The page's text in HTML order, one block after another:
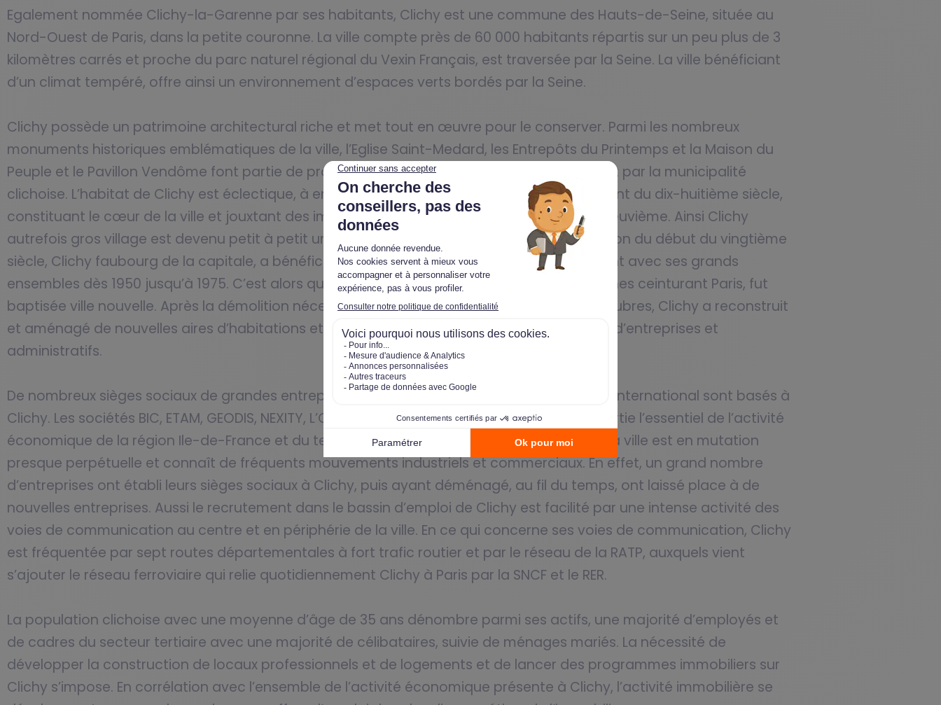
Egalement nommée Clichy-la-Garenne par ses habitants, Clichy est une commune des Hauts-de-Seine, située au
Nord-Ouest de Paris, dans la petite couronne. La ville compte près de 60 000 habitants répartis sur un peu plus de 3
kilomètres carrés et proche du parc naturel régional du Vexin Français, est traversée par la Seine. La ville bénéficiant
d’un climat tempéré, offre ainsi un environnement d’espaces verts bordés par la Seine.
Clichy possède un patrimoine architectural riche et met tout en œuvre pour le conserver. Parmi les nombreux
monuments historiques emblématiques de la ville, l’Eglise Saint-Medard, les Entrepôts du Printemps et la Maison du
Peuple et le Pavillon Vendôme font partie de projets de restauration et de réaménagement par la municipalité
clichoise. L’habitat de Clichy est éclectique, à en juger par la succession d’habitations datant du dix-huitième siècle,
constituant le cœur de la ville et jouxtant des immeubles haussmanniens de la fin du dix-neuvième. Ainsi Clichy
autrefois gros village est devenu petit à petit un faubourg. Puis avec l’ère de l’industrialisation du début du vingtième
siècle, Clichy faubourg de la capitale, a bénéficié d’une éclosion immobilière sans précédent avec ses grands
ensembles dès 1950 jusqu’à 1975. C’est alors que Clichy, à l’instar de beaucoup de communes ceinturant Paris, fut
baptisée ville nouvelle. Après la démolition nécessaire d’habitations trop anciennes et insalubres, Clichy a reconstruit
et aménagé de nouvelles aires d’habitations et de commerces avec la création de locaux d’entreprises et
administratifs.
De nombreux sièges sociaux de grandes entreprises célèbres sur le territoire national et à l’international sont basés à
Clichy. Les sociétés BIC, ETAM, GEODIS, NEXITY, L’OREAL et NEXANS représentent en grande partie l’essentiel de l’activité
économique de la région Ile-de-France et du territoire national. Par ailleurs l’économie de la ville est en mutation
presque perpétuelle et connaît de fréquents mouvements industriels et commerciaux. En effet, un grand nombre
d’entreprises ont établi leurs sièges sociaux à Clichy, puis ayant déménagé, au fil du temps, ont laissé place à de
nouvelles entreprises. Aussi le recrutement dans le bassin d’emploi de Clichy est facilité par une intense activité des
voies de communication au centre et en périphérie de la ville. En ce qui concerne ses voies de communication, Clichy
est fréquentée par sept routes départementales à fort trafic routier et par le réseau de la RATP, auxquels vient
s’ajouter le réseau ferroviaire qui relie quotidiennement Clichy à Paris par la SNCF et le RER.
La population clichoise avec une moyenne d’âge de 35 ans dénombre parmi ses actifs, une majorité d’employés et
de cadres du secteur tertiaire avec une majorité de célibataires, suivie de ménages mariés. La nécessité de
développer la construction de locaux professionnels et de logements et de lancer des programmes immobiliers sur
Clichy s’impose. En corrélation avec l’ensemble de l’activité économique présente à Clichy, l’activité immobilière se